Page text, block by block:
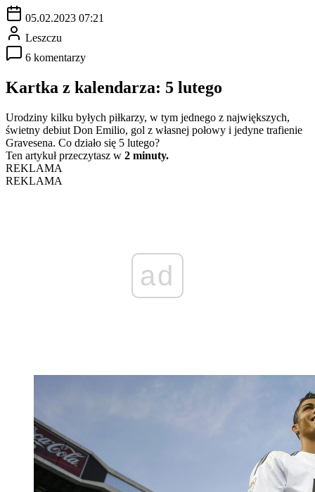
05.02.2023 07:21
Leszczu
6 komentarzy
Kartka z kalendarza: 5 lutego
Urodziny kilku byłych piłkarzy, w tym jednego z największych,
świetny debiut Don Emilio, gol z własnej połowy i jedyne trafienie
Gravesena. Co działo się 5 lutego?
Ten artykuł przeczytasz w 2 minuty.
REKLAMA
REKLAMA
ad